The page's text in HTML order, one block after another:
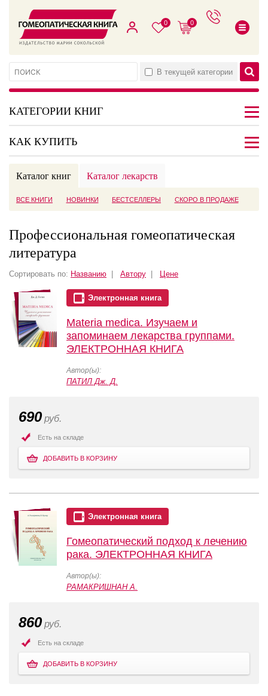
0 0
В текущей категории
КАТЕГОРИИ КНИГ
КАК КУПИТЬ
Каталог книг Каталог лекарств
ВСЕ КНИГИ НОВИНКИ БЕСТСЕЛЛЕРЫ СКОРО В ПРОДАЖЕ
Профессиональная гомеопатическая
литература
Сортировать по: Названию Автору Цене
Электронная книга
Materia medica. Изучаем и
запоминаем лекарства группами.
ЭЛЕКТРОННАЯ КНИГА
Автор(ы):
ПАТИЛ Дж. Д.
690 руб.
Есть на складе
ДОБАВИТЬ В КОРЗИНУ
Электронная книга
Гомеопатический подход к лечению
рака. ЭЛЕКТРОННАЯ КНИГА
Автор(ы):
РАМАКРИШНАН А.
860 руб.
Есть на складе
ДОБАВИТЬ В КОРЗИНУ